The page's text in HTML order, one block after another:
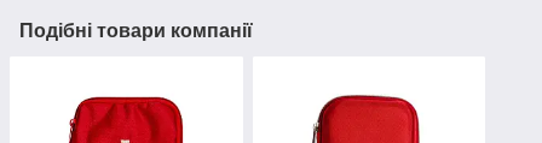
Подібні товари компанії